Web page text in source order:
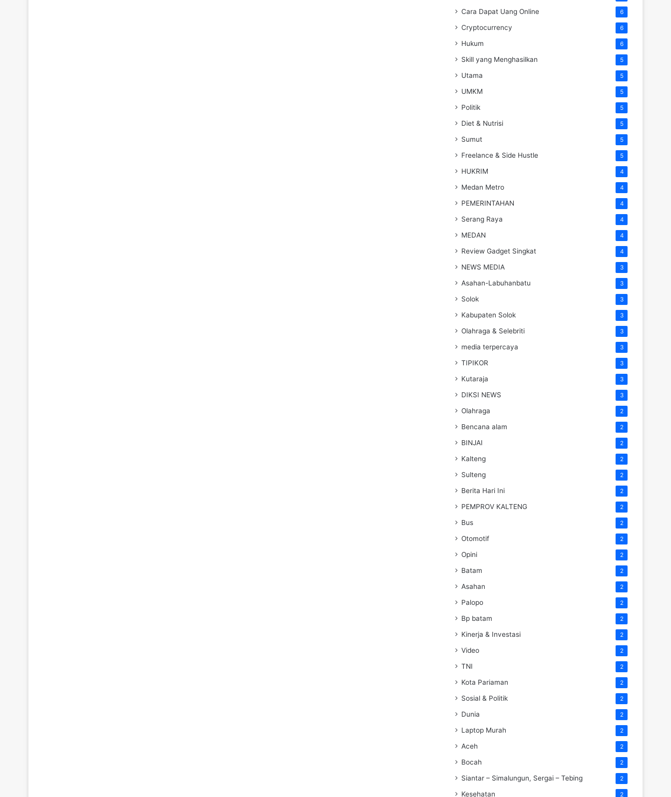
Cara Dapat Uang Online 6
Cryptocurrency 6
Hukum 6
Skill yang Menghasilkan 5
Utama 5
UMKM 5
Politik 5
Diet & Nutrisi 5
Sumut 5
Freelance & Side Hustle 5
HUKRIM 4
Medan Metro 4
PEMERINTAHAN 4
Serang Raya 4
MEDAN 4
Review Gadget Singkat 4
NEWS MEDIA 3
Asahan-Labuhanbatu 3
Solok 3
Kabupaten Solok 3
Olahraga & Selebriti 3
media terpercaya 3
TIPIKOR 3
Kutaraja 3
DIKSI NEWS 3
Olahraga 2
Bencana alam 2
BINJAI 2
Kalteng 2
Sulteng 2
Berita Hari Ini 2
PEMPROV KALTENG 2
Bus 2
Otomotif 2
Opini 2
Batam 2
Asahan 2
Palopo 2
Bp batam 2
Kinerja & Investasi 2
Video 2
TNI 2
Kota Pariaman 2
Sosial & Politik 2
Dunia 2
Laptop Murah 2
Aceh 2
Bocah 2
Siantar – Simalungun, Sergai – Tebing 2
Kesehatan 2